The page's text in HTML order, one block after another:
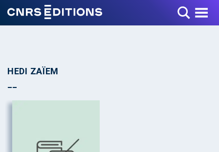
Toggle Menu
HEDI ZAÏEM